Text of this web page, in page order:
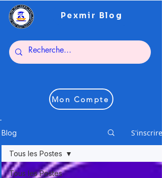
Pexmir Blog
Mon Compte
Blog S'inscrire
Tous les Postes
Tous les Postes